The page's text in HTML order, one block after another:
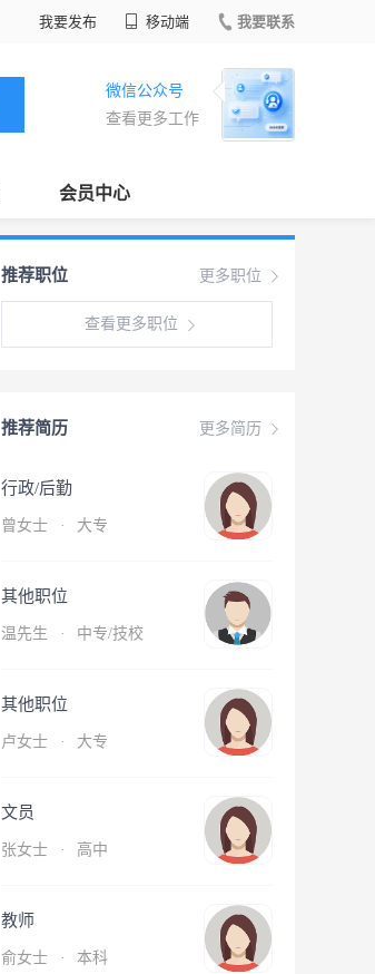
我要发布 移动端 我要联系
微信公众号
查看更多工作
会员中心
更多职位
推荐职位
查看更多职位
更多简历
推荐简历
行政/后勤
曾女士 · 大专
其他职位
温先生 · 中专/技校
其他职位
卢女士 · 大专
文员
张女士 · 高中
教师
俞女士 · 本科